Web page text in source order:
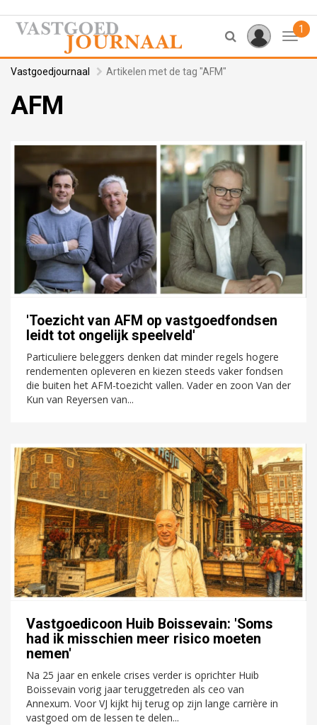
1
Vastgoedjournaal Artikelen met de tag "AFM"
AFM
'Toezicht van AFM op vastgoedfondsen
leidt tot ongelijk speelveld'
Particuliere beleggers denken dat minder regels hogere
rendementen opleveren en kiezen steeds vaker fondsen
die buiten het AFM-toezicht vallen. Vader en zoon Van der
Kun van Reyersen van...
Vastgoedicoon Huib Boissevain: 'Soms
had ik misschien meer risico moeten
nemen'
Na 25 jaar en enkele crises verder is oprichter Huib
Boissevain vorig jaar teruggetreden als ceo van
Annexum. Voor VJ kijkt hij terug op zijn lange carrière in
vastgoed om de lessen te delen...